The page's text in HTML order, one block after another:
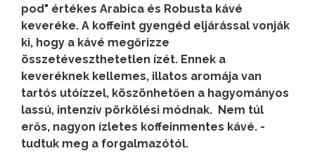
pod" értékes Arabica és Robusta kávé
keveréke. A koffeint gyengéd eljárással vonják
ki, hogy a kávé megőrizze
összetéveszthetetlen ízét. Ennek a
keveréknek kellemes, illatos aromája van
tartós utóízzel, köszönhetően a hagyományos
lassú, intenzív pörkölési módnak. Nem túl
erős, nagyon ízletes koffeinmentes kávé. -
tudtuk meg a forgalmazótól.